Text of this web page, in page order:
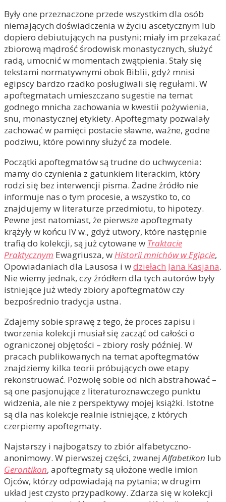
Były one przeznaczone przede wszystkim dla osób
niemających doświadczenia w życiu ascetycznym lub
dopiero debiutujących na pustyni; miały im przekazać
zbiorową mądrość środowisk monastycznych, służyć
radą, umocnić w momentach zwątpienia. Stały się
tekstami normatywnymi obok Biblii, gdyż mnisi
egipscy bardzo rzadko posługiwali się regułami. W
apoftegmatach umieszczano sugestie na temat
godnego mnicha zachowania w kwestii pożywienia,
snu, monastycznej etykiety. Apoftegmaty pozwalały
zachować w pamięci postacie sławne, ważne, godne
podziwu, które powinny służyć za modele.
Początki apoftegmatów są trudne do uchwycenia:
mamy do czynienia z gatunkiem literackim, który
rodzi się bez interwencji pisma. Żadne źródło nie
informuje nas o tym procesie, a wszystko to, co
znajdujemy w literaturze przedmiotu, to hipotezy.
Pewne jest natomiast, że pierwsze apoftegmaty
krążyły w końcu IV w., gdyż utwory, które następnie
trafią do kolekcji, są już cytowane w Traktacie
Praktycznym Ewagriusza, wHistorii mnichów w Egipcie,
Opowiadaniach dla Lausosa i wdziełach Jana Kasjana.
Nie wiemy jednak, czy źródłem dla tych autorów były
istniejące już wtedy zbiory apoftegmatów czy
bezpośrednio tradycja ustna.
Zdajemy sobie sprawę z tego, że proces zapisu i
tworzenia kolekcji musiał się zacząć od całości o
ograniczonej objętości – zbiory rosły później. W
pracach publikowanych na temat apoftegmatów
znajdziemy kilka teorii próbujących owe etapy
rekonstruować. Pozwolę sobie od nich abstrahować –
są one pasjonujące z literaturoznawczego punktu
widzenia, ale nie z perspektywy mojej książki. Istotne
są dla nas kolekcje realnie istniejące, z których
czerpiemy apoftegmaty.
Najstarszy i najbogatszy to zbiór alfabetyczno-
anonimowy. W pierwszej części, zwanejAlfabetikon lub
Gerontikon, apoftegmaty są ułożone wedle imion
Ojców, którzy odpowiadają na pytania; w drugim
układ jest czysto przypadkowy. Zdarza się w kolekcji